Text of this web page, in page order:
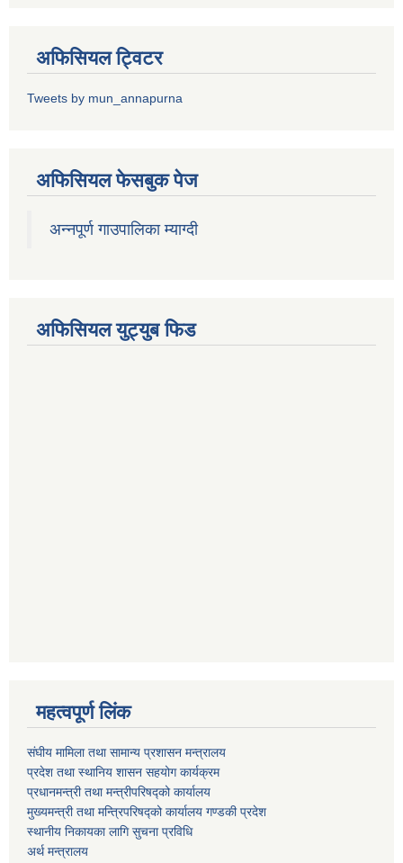
अफिसियल ट्विटर
Tweets by mun_annapurna
अफिसियल फेसबुक पेज
अन्नपूर्ण गाउपालिका म्याग्दी
अफिसियल युट्युब फिड
महत्वपूर्ण लिंक
संघीय मामिला तथा सामान्य प्रशासन मन्त्रालय
प्रदेश तथा स्थानिय शासन सहयोग कार्यक्रम
प्रधानमन्त्री तथा मन्त्रीपरिषद्को कार्यालय
मुख्यमन्त्री तथा मन्त्रिपरिषद्को कार्यालय गण्डकी प्रदेश
स्थानीय निकायका लागि सुचना प्रविधि
अर्थ मन्त्रालय